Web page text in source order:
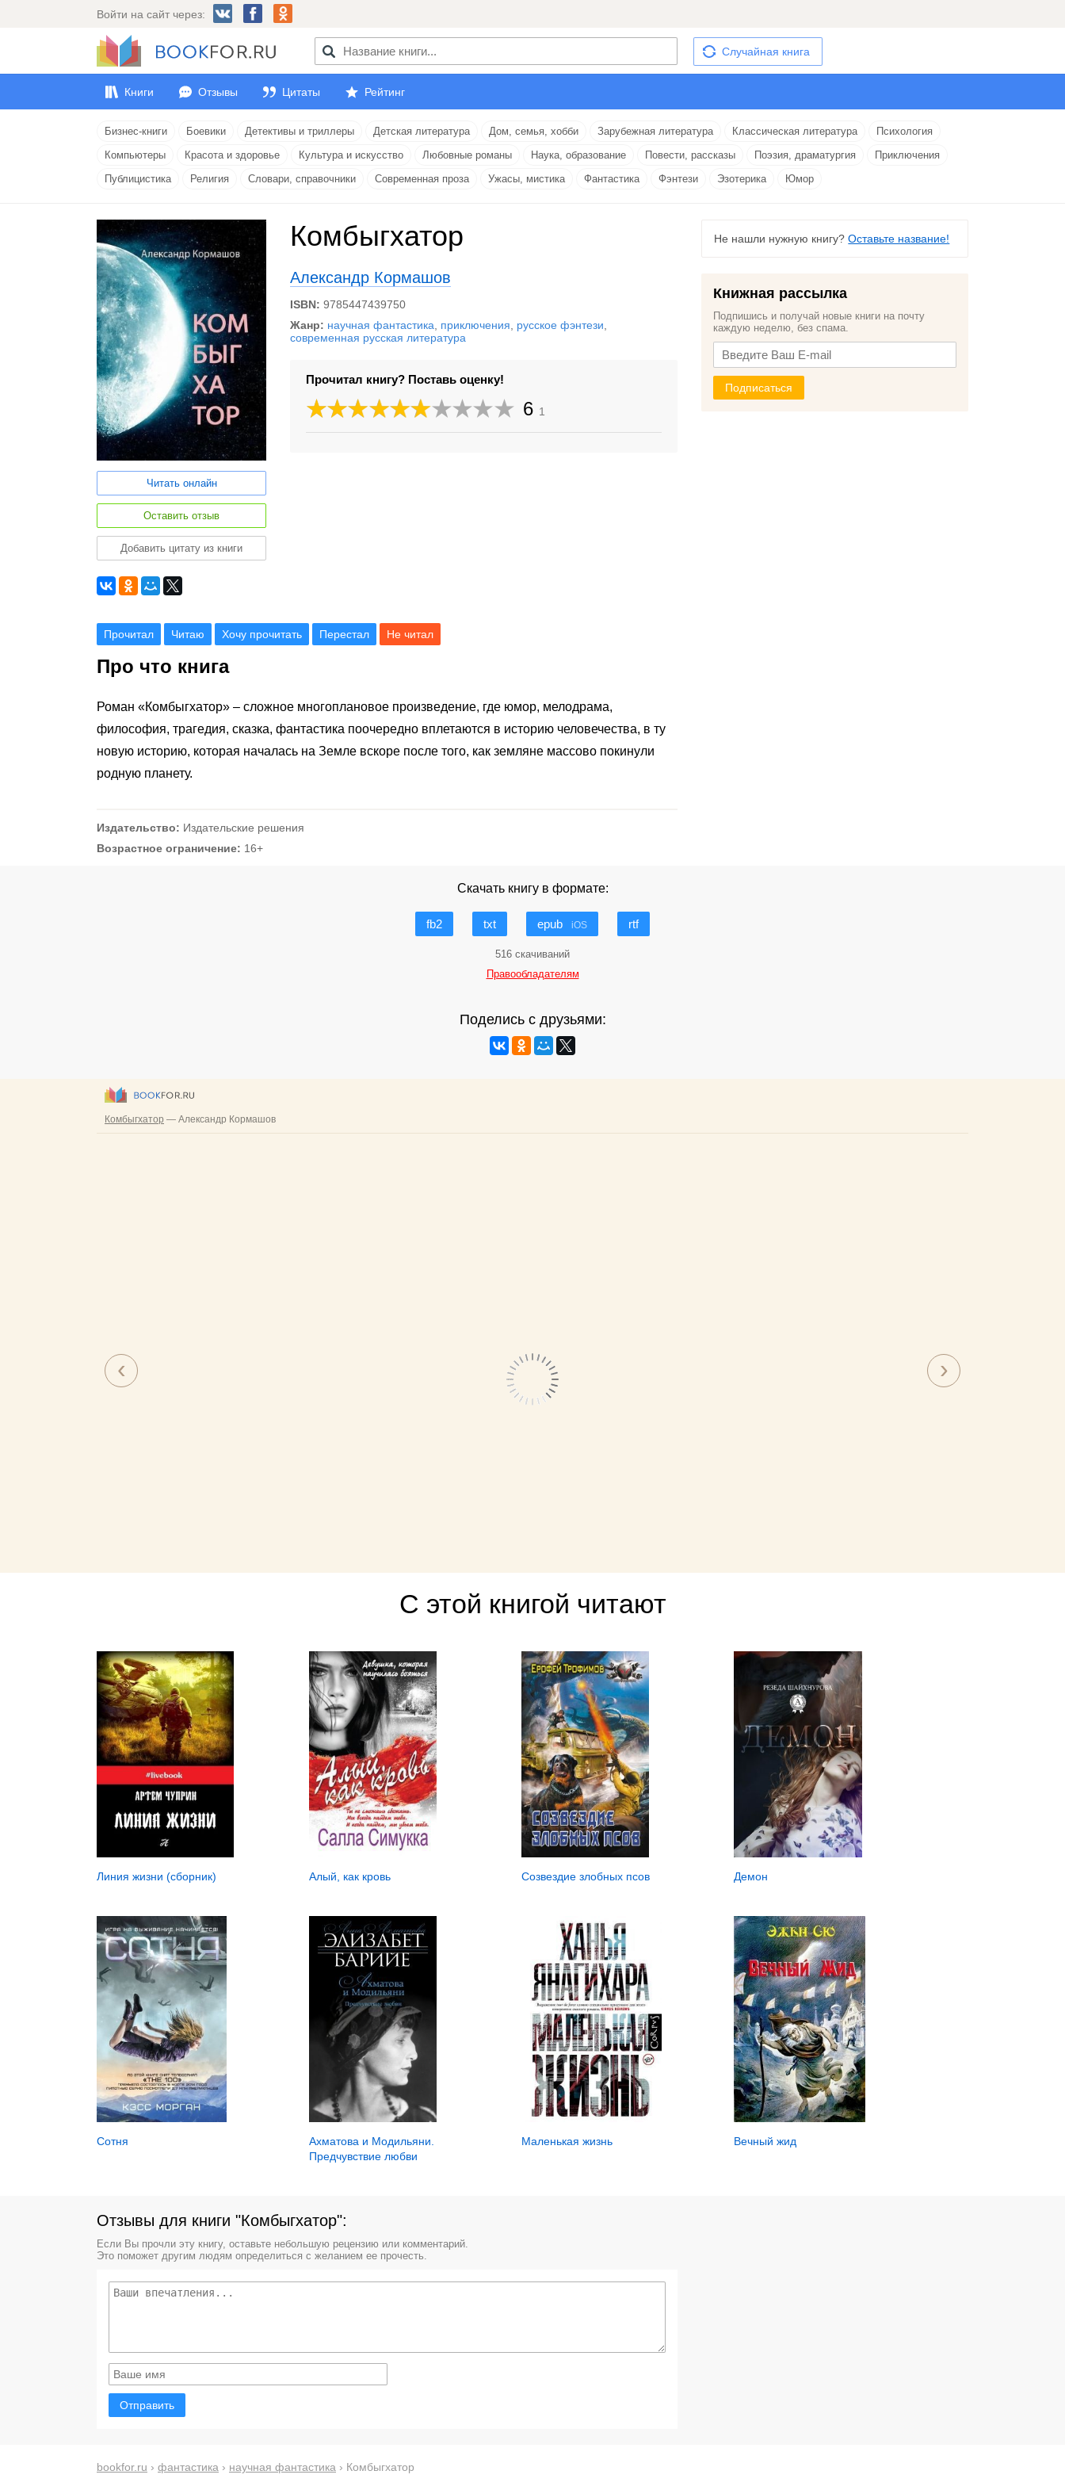
Войти на сайт через:
Случайная книга
Книги Отзывы Цитаты Рейтинг
Бизнес-книги Боевики Детективы и триллеры Детская литература Дом, семья, хобби Зарубежная литература Классическая литература
Психология
Компьютеры
Красота и здоровье Культура и искусство Любовные романы Наука, образование Повести, рассказы Поэзия, драматургия
Приключения
Публицистика
Религия Словари, справочники Современная проза Ужасы, мистика Фантастика Фэнтези Эзотерика Юмор
Читать онлайн
Оставить отзыв
Добавить цитату из книги
Комбыгхатор
Александр Кормашов
ISBN: 9785447439750
Жанр: научная фантастика приключения русское фэнтези
современная русская литература
Прочитал книгу? Поставь оценку!
6 1
Прочитал Читаю Хочу прочитать Перестал Не читал
Про что книга
Роман «Комбыгхатор» – сложное многоплановое произведение, где юмор, мелодрама,
философия, трагедия, сказка, фантастика поочередно вплетаются в историю человечества, в ту
новую историю, которая началась на Земле вскоре после того, как земляне массово покинули
родную планету.
Издательство: Издательские решения
Возрастное ограничение: 16+
Не нашли нужную книгу?Оставьте название!
Книжная рассылка
Подпишись и получай новые книги на почту
каждую неделю, без спама.
Подписаться
Скачать книгу в формате:
fb2 txt epub iOS rtf
516 скачиваний
Правообладателям
Поделись с друзьями:
С этой книгой читают
Линия жизни (сборник) Алый, как кровь Созвездие злобных псов Демон
Сотня
Ахматова и Модильяни.
Предчувствие любви
Маленькая жизнь Вечный жид
Отзывы для книги "Комбыгхатор":
Если Вы прочли эту книгу, оставьте небольшую рецензию или комментарий.
Это поможет другим людям определиться с желанием ее прочесть.
Отправить
bookfor.ru › фантастика › научная фантастика › Комбыгхатор